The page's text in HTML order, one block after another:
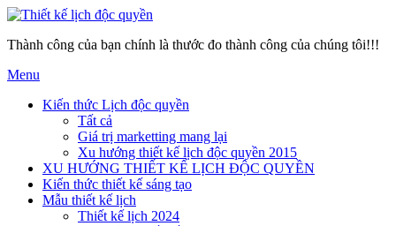
Thành công của bạn chính là thước đo thành công của chúng tôi!!!
Menu
Kiến thức Lịch độc quyền
Tất cả
Giá trị marketting mang lại
Xu hướng thiết kế lịch độc quyền 2015
XU HƯỚNG THIẾT KẾ LỊCH ĐỘC QUYỀN
Kiến thức thiết kế sáng tạo
Mẫu thiết kế lịch
Thiết kế lịch 2024